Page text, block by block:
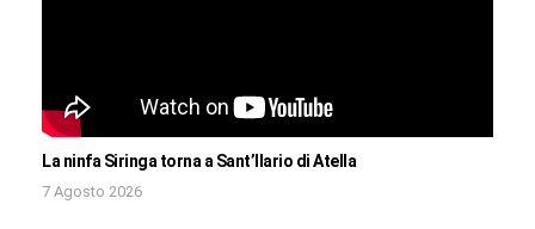
La ninfa Siringa torna a Sant’Ilario di Atella
7 Agosto 2026